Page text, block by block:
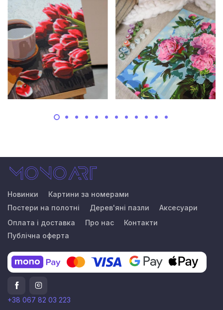
Новинки
Картини за номерами
Постери на полотні
Дерев'яні пазли
Аксесуари
Оплата і доставка
Про нас
Контакти
Публічна оферта
+38 067 82 03 223